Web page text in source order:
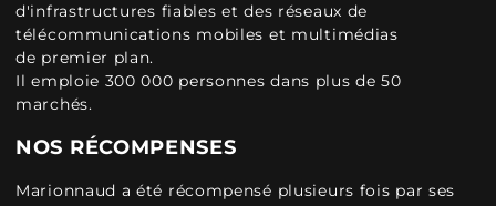
d'infrastructures fiables et des réseaux de
télécommunications mobiles et multimédias
de premier plan.
Il emploie 300 000 personnes dans plus de 50
marchés.
NOS RÉCOMPENSES
Marionnaud a été récompensé plusieurs fois par ses